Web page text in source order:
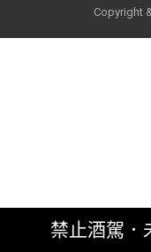
Copyright
禁止酒駕．